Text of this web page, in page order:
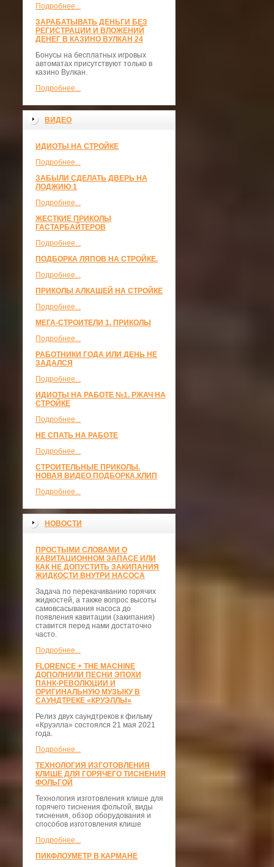
Подробнее...
ЗАРАБАТЫВАТЬ ДЕНЬГИ БЕЗ
РЕГИСТРАЦИИ И ВЛОЖЕНИЙ
ДЕНЕГ В КАЗИНО ВУЛКАН 24
Бонусы на бесплатных игровых
автоматах присутствуют только в
казино Вулкан.
Подробнее...
ВИДЕО
ИДИОТЫ НА СТРОЙКЕ
Подробнее...
ЗАБЫЛИ СДЕЛАТЬ ДВЕРЬ НА
ЛОДЖИЮ 1
Подробнее...
ЖЕСТКИЕ ПРИКОЛЫ
ГАСТАРБАЙТЕРОВ
Подробнее...
ПОДБОРКА ЛЯПОВ НА СТРОЙКЕ.
Подробнее...
ПРИКОЛЫ АЛКАШЕЙ НА СТРОЙКЕ
Подробнее...
МЕГА-СТРОИТЕЛИ 1. ПРИКОЛЫ
Подробнее...
РАБОТНИКИ ГОДА ИЛИ ДЕНЬ НЕ
ЗАДАЛСЯ
Подробнее...
ИДИОТЫ НА РАБОТЕ №1. РЖАЧ НА
СТРОЙКЕ
Подробнее...
НЕ СПАТЬ НА РАБОТЕ
Подробнее...
СТРОИТЕЛЬНЫЕ ПРИКОЛЫ.
НОВАЯ ВИДЕО ПОДБОРКА.КЛИП
Подробнее...
НОВОСТИ
ПРОСТЫМИ СЛОВАМИ О
КАВИТАЦИОННОМ ЗАПАСЕ ИЛИ
КАК НЕ ДОПУСТИТЬ ЗАКИПАНИЯ
ЖИДКОСТИ ВНУТРИ НАСОСА
Задача по перекачиванию горячих
жидкостей, а также вопрос высоты
самовсасывания насоса до
появления кавитации (закипания)
ставится перед нами достаточно
часто.
Подробнее...
FLORENCE + THE MACHINE
ДОПОЛНИЛИ ПЕСНИ ЭПОХИ
ПАНК-РЕВОЛЮЦИИ И
ОРИГИНАЛЬНУЮ МУЗЫКУ В
САУНДТРЕКЕ «КРУЭЛЛЫ»
Релиз двух саундтреков к фильму
«Круэлла» состоялся 21 мая 2021
года.
Подробнее...
ТЕХНОЛОГИЯ ИЗГОТОВЛЕНИЯ
КЛИШЕ ДЛЯ ГОРЯЧЕГО ТИСНЕНИЯ
ФОЛЬГОЙ
Технология изготовления клише для
горячего тиснения фольгой, виды
тиснения, обзор оборудования и
способов изготовления клише
Подробнее...
ПИКФЛОУМЕТР В КАРМАНЕ